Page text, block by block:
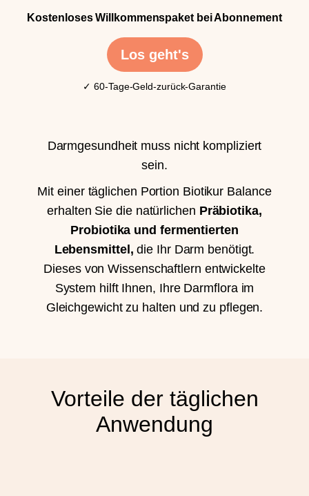
Kostenloses Willkommenspaket bei Abonnement
Los geht's
✓ 60-Tage-Geld-zurück-Garantie
Darmgesundheit muss nicht kompliziert
sein.
Mit einer täglichen Portion Biotikur Balance
erhalten Sie die natürlichen Präbiotika,
Probiotika und fermentierten
Lebensmittel, die Ihr Darm benötigt.
Dieses von Wissenschaftlern entwickelte
System hilft Ihnen, Ihre Darmflora im
Gleichgewicht zu halten und zu pflegen.
Vorteile der täglichen
Anwendung